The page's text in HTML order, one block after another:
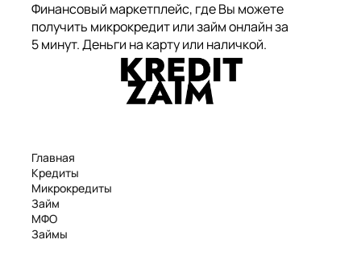
Финансовый маркетплейс, где Вы можете
получить микрокредит или займ онлайн за
5 минут. Деньги на карту или наличкой.
Главная
Кредиты
Микрокредиты
Займ
МФО
Займы